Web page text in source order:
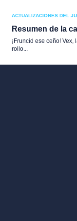
ACTUALIZACIONES DEL
Resumen de la
¡Fruncid ese ceño!
rollo...